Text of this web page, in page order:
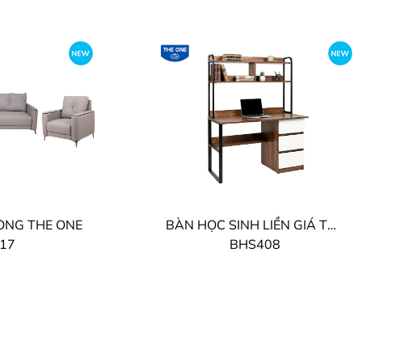
THE ONE
BÀN HỌC SINH LIỀN GIÁ THE ONE
BHS408